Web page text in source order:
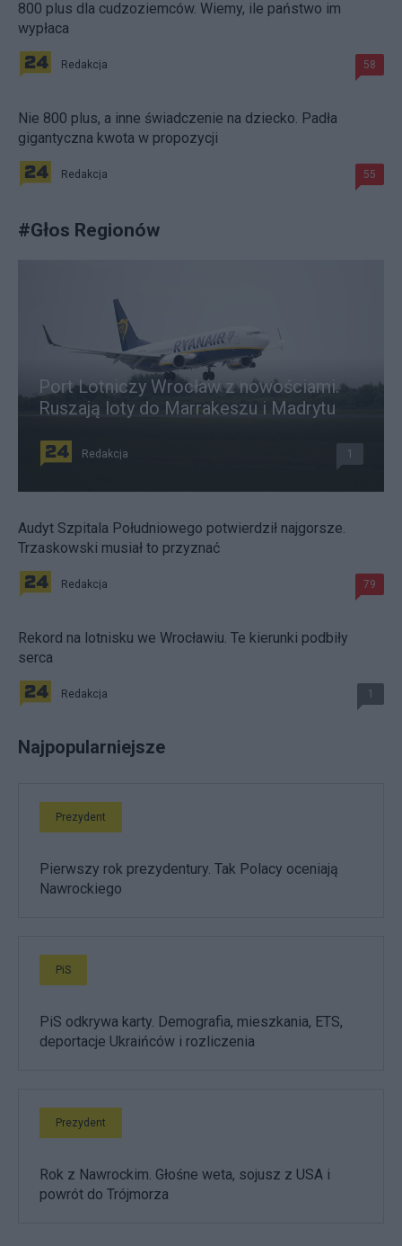
800 plus dla cudzoziemców. Wiemy, ile państwo im
wypłaca
Redakcja 58
Nie 800 plus, a inne świadczenie na dziecko. Padła
gigantyczna kwota w propozycji
Redakcja 55
#Głos Regionów
Port Lotniczy Wrocław z nowościami.
Ruszają loty do Marrakeszu i Madrytu
Redakcja 1
Audyt Szpitala Południowego potwierdził najgorsze.
Trzaskowski musiał to przyznać
Redakcja 79
Rekord na lotnisku we Wrocławiu. Te kierunki podbiły
serca
Redakcja 1
Najpopularniejsze
Prezydent
Pierwszy rok prezydentury. Tak Polacy oceniają
Nawrockiego
PiS
PiS odkrywa karty. Demografia, mieszkania, ETS,
deportacje Ukraińców i rozliczenia
Prezydent
Rok z Nawrockim. Głośne weta, sojusz z USA i
powrót do Trójmorza